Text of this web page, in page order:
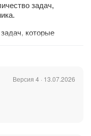
задач,
которые
10% времени
показатель
Версия 4 · 13.07.2026